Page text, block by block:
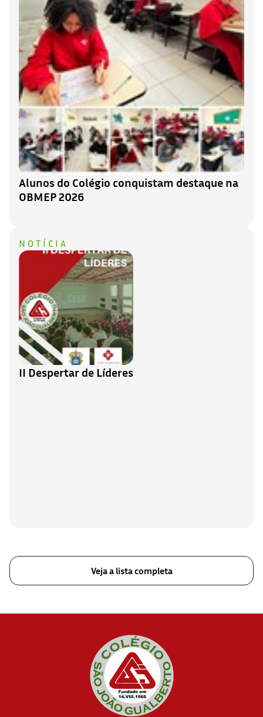
Alunos do Colégio conquistam destaque na
OBMEP 2026
NOTÍCIA
II Despertar de Líderes
Veja a lista completa